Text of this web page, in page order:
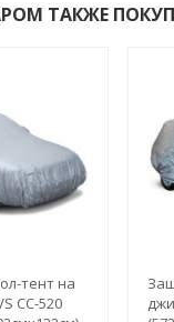
ТАКЖЕ
тент на
СС-520